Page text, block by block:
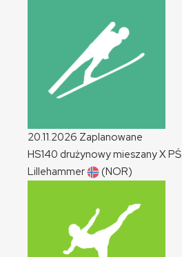
20.11.2026 Zaplanowane
HS140 drużynowy mieszanyXPŚ
Lillehammer
(NOR)